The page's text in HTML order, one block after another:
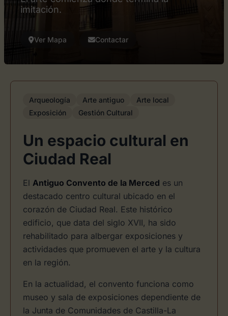
imitación.
Ver Mapa Contactar
Arqueología Arte antiguo
Arte local
Exposición
Gestión Cultural
Un espacio cultural en
Ciudad Real
El Antiguo Convento de la Merced es un
destacado centro cultural ubicado en el
corazón de Ciudad Real. Este histórico
edificio, que data del siglo XVII, ha sido
rehabilitado para albergar exposiciones y
actividades que promueven el arte y la cultura
en la región.
En la actualidad, el convento funciona como
museo y sala de exposiciones dependiente de
la Junta de Comunidades de Castilla-La